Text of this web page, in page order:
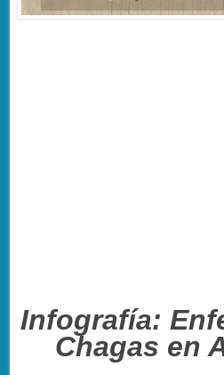
Infografía:
Chagas en